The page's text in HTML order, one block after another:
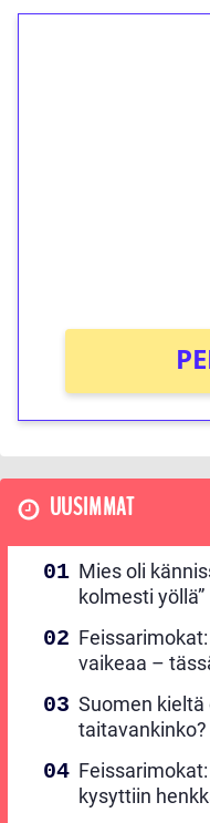
UUSIMMAT
Mies oli
kolmesti yöllä”
vaikeaa –
Suomen
taitavankinko?
kysyttiin